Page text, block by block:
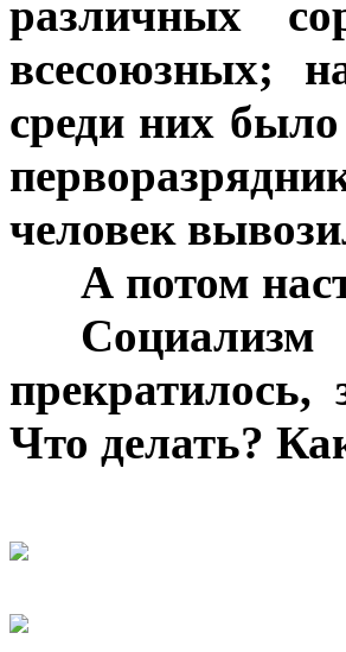
различных
всесоюзных;
среди них
человек
А потом
Что делать?